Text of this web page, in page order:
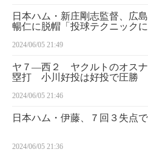
日本ハム・新庄剛志監督、広
暢仁に脱帽「投球テクニック
2024/06/05 21:49
ヤ７―西２ ヤクルトのオスナ
塁打 小川好投は好投で圧勝
2024/06/05 21:46
日本ハム・伊藤、７回３失点
2024/06/05 21:36